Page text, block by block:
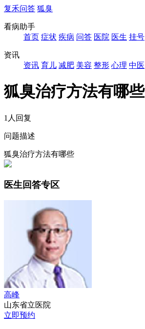
复禾问答 狐臭
看病助手
首页 症状 疾病 问答 医院 医生 挂号
资讯
资讯 育儿 减肥 美容 整形 心理 中医
狐臭治疗方法有哪些
1人回复
问题描述
狐臭治疗方法有哪些
医生回答专区
高峰
山东省立医院
立即预约